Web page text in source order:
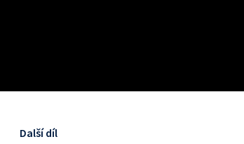
Další díl